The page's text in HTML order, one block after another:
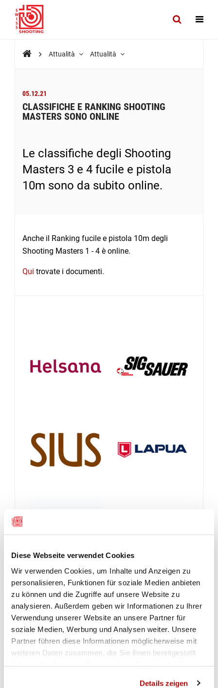
Diese Webseite verwendet Cookies
Wir verwenden Cookies, um Inhalte und Anzeigen zu
personalisieren, Funktionen für soziale Medien anbieten
zu können und die Zugriffe auf unsere Website zu
analysieren. Außerdem geben wir Informationen zu Ihrer
Verwendung unserer Website an unsere Partner für
soziale Medien, Werbung und Analysen weiter. Unsere
Partner führen diese Informationen möglicherweise mit
weiteren Daten zusammen, die Sie ihnen bereitgestellt
Details zeigen
Attualità Attualità
05.12.21
CLASSIFICHE E RANKING SHOOTING
MASTERS SONO ONLINE
Le classifiche degli Shooting
Masters 3 e 4 fucile e pistola
10m sono da subito online.
Anche il Ranking fucile e pistola 10m degli
Shooting Masters 1 - 4 è online.
Qui trovate i documenti.